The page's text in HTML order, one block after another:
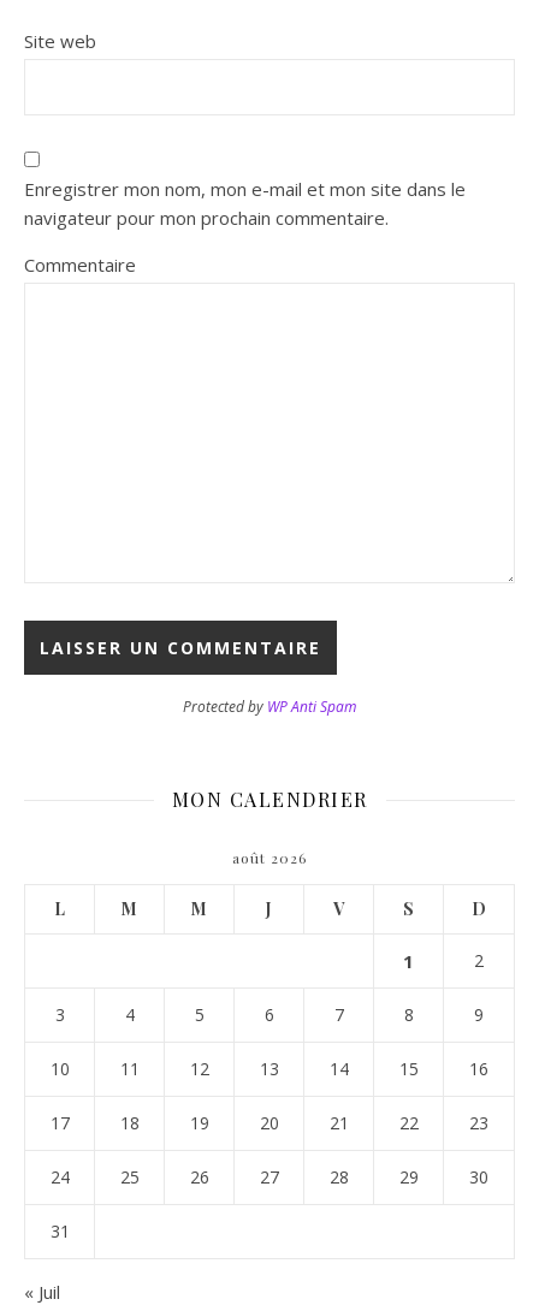
Site web
Enregistrer mon nom, mon e-mail et mon site dans le
navigateur pour mon prochain commentaire.
Commentaire
Protected by WP Anti Spam
MON CALENDRIER
août 2026
L M M J V S D
1 2
3 4 5 6 7 8 9
10 11 12 13 14 15 16
17 18 19 20 21 22 23
24 25 26 27 28 29 30
31
« Juil